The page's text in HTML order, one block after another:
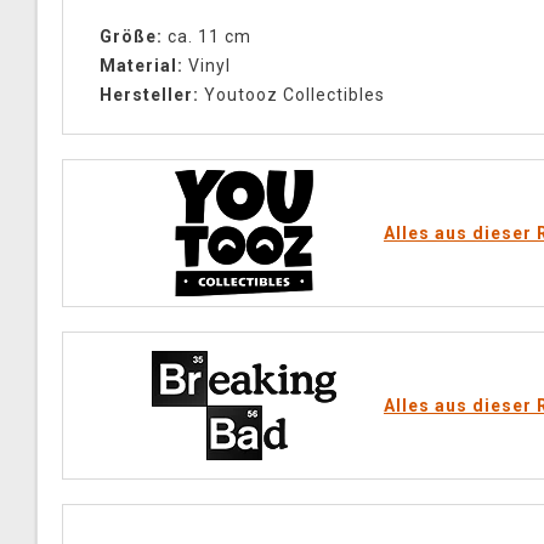
Größe: ca. 11 cm
Material: Vinyl
Hersteller: Youtooz Collectibles
Alles aus dieser
Alles aus dieser